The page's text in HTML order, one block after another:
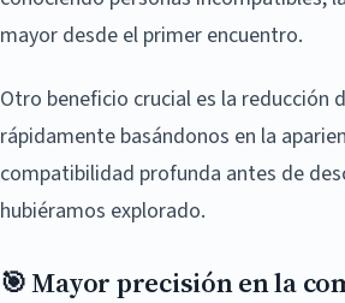
mayor desde el primer encuentro.
Otro beneficio crucial es la reducción
rápidamente basándonos en la
compatibilidad profunda antes de
hubiéramos explorado.
🎯 Mayor precisión en la